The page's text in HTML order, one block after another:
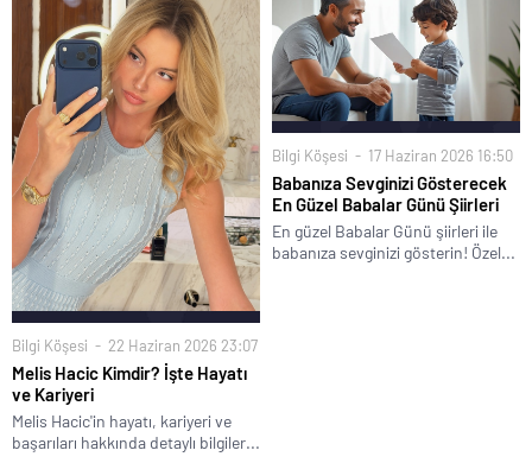
Bilgi Köşesi 22 Haziran 2026 23:07
Melis Hacic Kimdir? İşte Hayatı
ve Kariyeri
Melis Hacic'in hayatı, kariyeri ve
başarıları hakkında detaylı bilgiler...
Bilgi Köşesi 17 Haziran 2026 16:50
Babanıza Sevginizi Gösterecek
En Güzel Babalar Günü Şiirleri
En güzel Babalar Günü şiirleri ile
babanıza sevginizi gösterin! Özel...